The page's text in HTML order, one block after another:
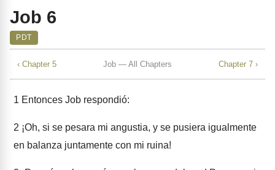
Job 6
PDT
‹ Chapter 5 Job — All Chapters Chapter 7 ›
1 Entonces Job respondió:
2 ¡Oh, si se pesara mi angustia, y se pusiera igualmente
en balanza juntamente con mi ruina!